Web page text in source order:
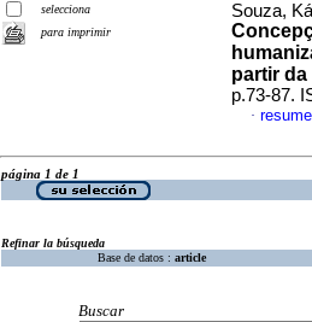
selecciona
para imprimir
Souza,
partir
p.73-87.
·
página 1 de 1
Refinar la búsqueda
Base de datos : article
Buscar